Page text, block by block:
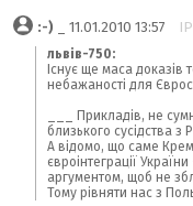
:-) _ 11.01.2010 13:57
львів-750:
Існує ще маса доказів
небажаності для
___ Прикладів, не
близького сусідства з
А відомо, що саме
євроінтеграції
аргументом, щоб не
Тому рівняти нас з